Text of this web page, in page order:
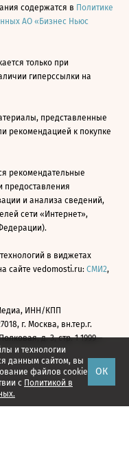
и технологии
данным сайтом, вы
файлов cookie
с Политикой в
ОК
содержатся в Политике
АО «Бизнес Ньюс
только при
гиперссылки на
представленные
рекомендацией к покупке
рекомендательные
предоставления
и анализа сведений,
сети «Интернет»,
в виджетах
сайте vedomosti.ru: СМИ2,
ИНН/КПП
г. Москва, вн.тер.г.
д. 3, стр. 1 1999—